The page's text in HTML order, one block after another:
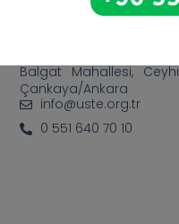
Balgat Mahallesi,
Çankaya/Ankara
info@uste.org.tr
0 551 640 70 10